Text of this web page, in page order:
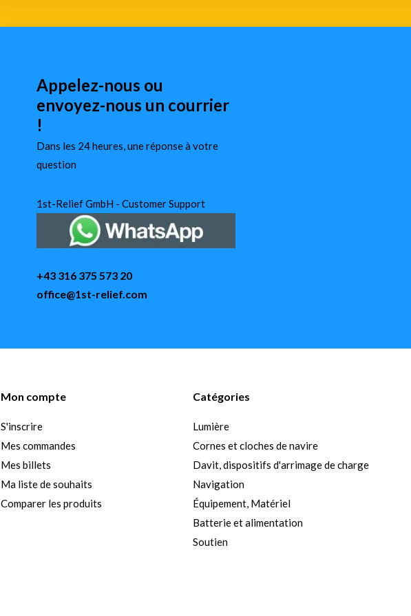
Appelez-nous ou
envoyez-nous un courrier
!
Dans les 24 heures, une réponse à votre
question
1st-Relief GmbH - Customer Support
+43 316 375 573 20
office@1st-relief.com
Mon compte
S'inscrire
Mes commandes
Mes billets
Ma liste de souhaits
Comparer les produits
Catégories
Lumière
Cornes et cloches de navire
Davit, dispositifs d'arrimage de charge
Navigation
Équipement, Matériel
Batterie et alimentation
Soutien